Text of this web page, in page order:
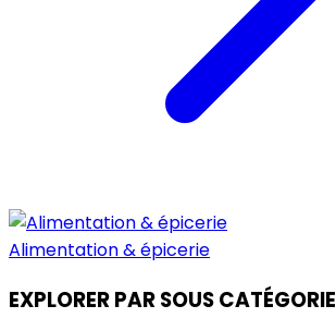
Alimentation & épicerie
EXPLORER PAR SOUS CATÉGORIE